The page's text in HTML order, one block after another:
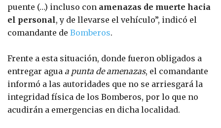
puente (…) incluso con amenazas de muerte hacia
el personal, y de llevarse el vehículo”, indicó el
comandante de Bomberos.
Frente a esta situación, donde fueron obligados a
entregar agua a punta de amenazas, el comandante
informó a las autoridades que no se arriesgará la
integridad física de los Bomberos, por lo que no
acudirán a emergencias en dicha localidad.